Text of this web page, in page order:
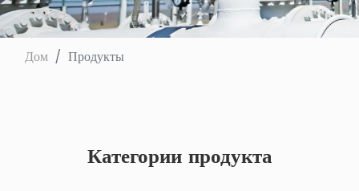
Дом Продукты
Категории продукта